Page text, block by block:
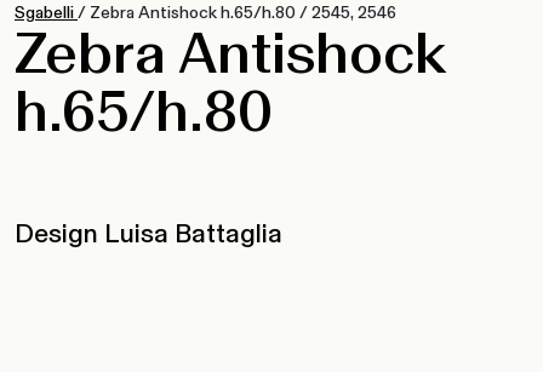
Sgabelli/ Zebra Antishock h.65/h.80 /2545, 2546
Zebra Antishock
h.65/h.80
Design Luisa Battaglia